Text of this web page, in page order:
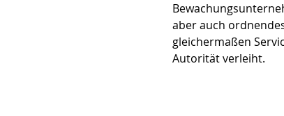
aber auch
gleichermaßen
Autorität verleiht.